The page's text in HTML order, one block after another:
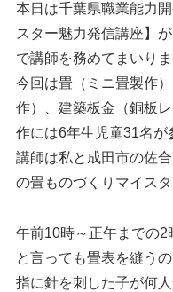
本日は千葉県職業能力
スター魅力発信講座】
で講師を務めてまいりま
今回は畳（ミニ畳製作
作）、建築板金（銅板
作には6年生児童31名が
講師は私と成田市の佐
の畳ものづくりマイスタ
午前10時～正午までの2
と言っても畳表を縫う
指に針を刺した子が何